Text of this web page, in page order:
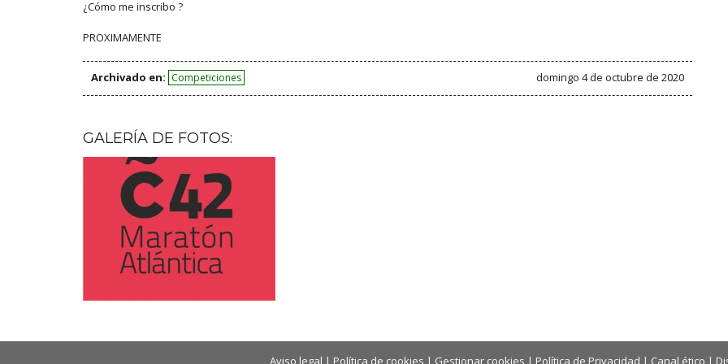
¿Cómo me inscribo ?
PROXIMAMENTE
Archivado en: Competiciones domingo 4 de octubre de 2020
GALERÍA DE FOTOS: